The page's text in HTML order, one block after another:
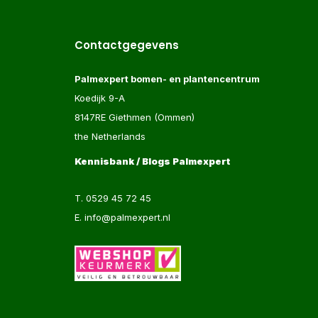
Contactgegevens
Palmexpert bomen- en plantencentrum
Koedijk 9-A
8147RE Giethmen (Ommen)
the Netherlands
Kennisbank / Blogs Palmexpert
T. 0529 45 72 45
E. info@palmexpert.nl